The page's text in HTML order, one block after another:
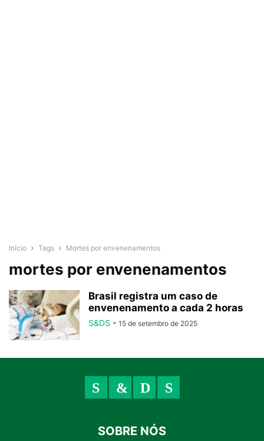
Início Tags Mortes por envenenamentos
mortes por envenenamentos
Brasil registra um caso de
envenenamento a cada 2 horas
S&DS - 15 de setembro de 2025
SOBRE NÓS